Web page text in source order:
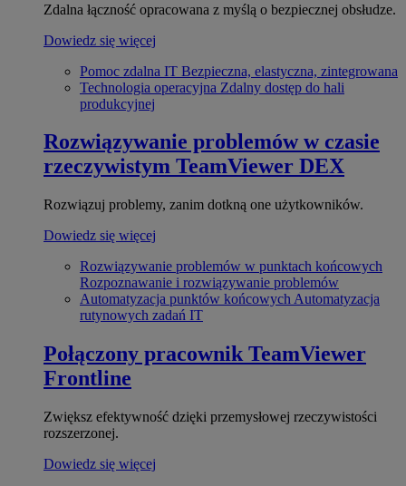
Zdalna łączność opracowana z myślą o bezpiecznej obsłudze.
Dowiedz się więcej
Pomoc zdalna IT Bezpieczna, elastyczna, zintegrowana
Technologia operacyjna Zdalny dostęp do hali
produkcyjnej
Rozwiązywanie problemów w czasie
rzeczywistym TeamViewer DEX
Rozwiązuj problemy, zanim dotkną one użytkowników.
Dowiedz się więcej
Rozwiązywanie problemów w punktach końcowych
Rozpoznawanie i rozwiązywanie problemów
Automatyzacja punktów końcowych Automatyzacja
rutynowych zadań IT
Połączony pracownik TeamViewer
Frontline
Zwiększ efektywność dzięki przemysłowej rzeczywistości
rozszerzonej.
Dowiedz się więcej